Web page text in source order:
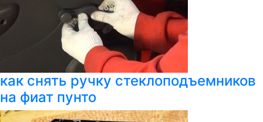
как снять ручку стеклоподъемников
на фиат пунто